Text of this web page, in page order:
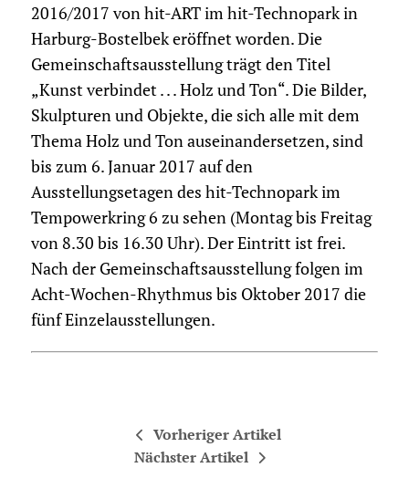
2016/2017 von hit-ART im hit-Technopark in
Harburg-Bostelbek eröffnet worden. Die
Gemeinschaftsausstellung trägt den Titel
„Kunst verbindet . . . Holz und Ton“. Die Bilder,
Skulpturen und Objekte, die sich alle mit dem
Thema Holz und Ton auseinandersetzen, sind
bis zum 6. Januar 2017 auf den
Ausstellungsetagen des hit-Technopark im
Tempowerkring 6 zu sehen (Montag bis Freitag
von 8.30 bis 16.30 Uhr). Der Eintritt ist frei.
Nach der Gemeinschaftsausstellung folgen im
Acht-Wochen-Rhythmus bis Oktober 2017 die
fünf Einzelausstellungen.
Vorheriger Artikel
Nächster Artikel